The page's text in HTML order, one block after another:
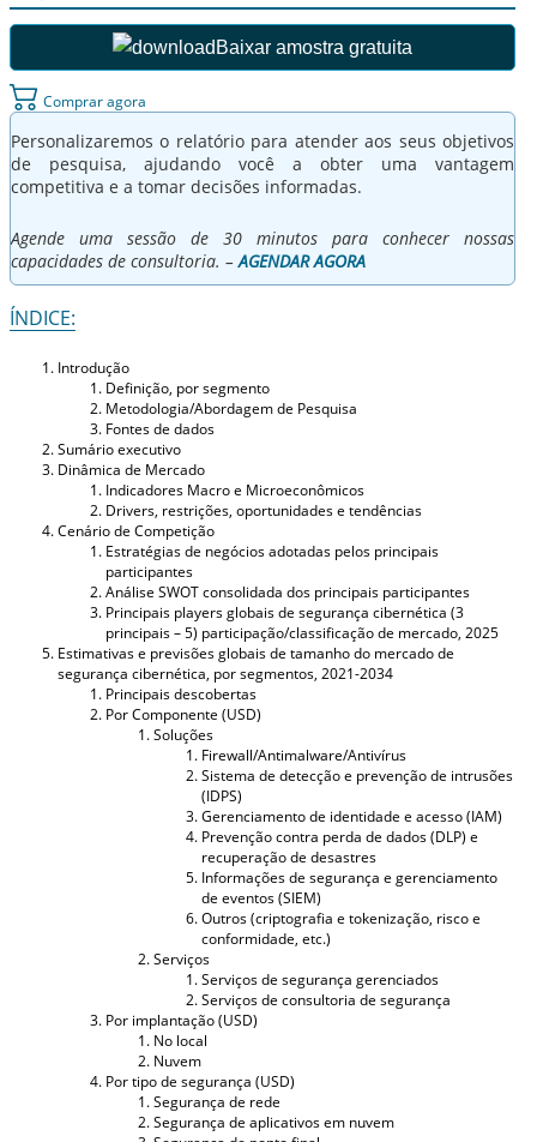
Baixar amostra gratuita
Comprar agora
Personalizaremos o relatório para atender aos seus objetivos
de pesquisa, ajudando você a obter uma vantagem
competitiva e a tomar decisões informadas.
Agende uma sessão de 30 minutos para conhecer nossas
capacidades de consultoria. –AGENDAR AGORA
ÍNDICE:
Introdução
Definição, por segmento
Metodologia/Abordagem de Pesquisa
Fontes de dados
Sumário executivo
Dinâmica de Mercado
Indicadores Macro e Microeconômicos
Drivers, restrições, oportunidades e tendências
Cenário de Competição
Estratégias de negócios adotadas pelos principais
participantes
Análise SWOT consolidada dos principais participantes
Principais players globais de segurança cibernética (3
principais – 5) participação/classificação de mercado, 2025
Estimativas e previsões globais de tamanho do mercado de
segurança cibernética, por segmentos, 2021-2034
Principais descobertas
Por Componente (USD)
Soluções
Firewall/Antimalware/Antivírus
Sistema de detecção e prevenção de intrusões
(IDPS)
Gerenciamento de identidade e acesso (IAM)
Prevenção contra perda de dados (DLP) e
recuperação de desastres
Informações de segurança e gerenciamento
de eventos (SIEM)
Outros (criptografia e tokenização, risco e
conformidade, etc.)
Serviços
Serviços de segurança gerenciados
Serviços de consultoria de segurança
Por implantação (USD)
No local
Nuvem
Por tipo de segurança (USD)
Segurança de rede
Segurança de aplicativos em nuvem